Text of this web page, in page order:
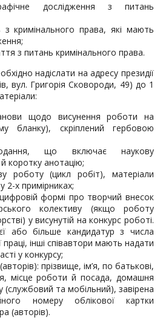
дослідження з питань
кримінального права, які мають
з питань кримінального права.
надіслати на адресу президії
вул. Григорія Сковороди, 49) до 1
щодо висунення роботи на
бланку), скріплений гербовою
що включає наукову
коротку анотацію;
роботу (цикл робіт), матеріали
2-х примірниках;
формі про творчий внесок
колективу (якщо роботу
у висунутій на конкурс роботі.
або більше кандидатур з числа
праці, інші співавтори мають надати
у конкурсу;
прізвище, ім’я, по батькові,
місце роботи й посада, домашня
та мобільний), завірена
номеру облікової картки
(авторів).